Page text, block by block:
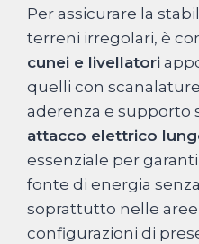
Per assicurare la
terreni irregolari, è
cunei e livellatori
quelli con
aderenza e supporto
attacco elettrico
essenziale per
fonte di energia
soprattutto nelle
configurazioni di